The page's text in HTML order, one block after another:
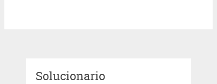
Solucionario